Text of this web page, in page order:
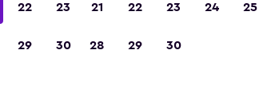
22 23
29 30
21 22 23 24 25
28 29 30